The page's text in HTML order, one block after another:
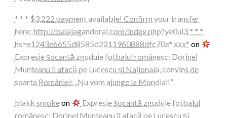
* * * $3,222 payment available! Confirm your transfer
here: http://balajagandorai.com/index.php?ye0ul3 * * *
hs=e1243e6655d8585d2211960888dfc70e* ххх* on
Expresie șocantă zguduie fotbalul românesc: Dorinel
Munteanu îl atacă pe Lucescu și Naționala, convins de
soarta României: „Nu vom ajunge la Mondial!”
blakk smokeon
Expresie șocantă zguduie fotbalul
românesc: Dorinel Munteanu îl atacă pe Lucescu și